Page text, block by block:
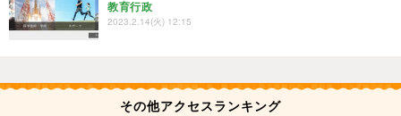
教育行政
2023.2.14(火) 12:15
その他アクセスランキング